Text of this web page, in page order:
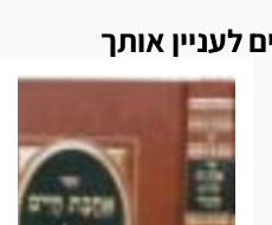
לעניין אותך